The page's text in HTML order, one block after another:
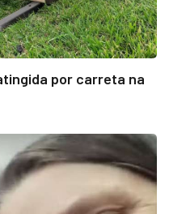
por carreta na